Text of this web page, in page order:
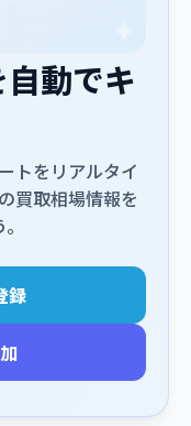
動でキ
トをリアルタイ
買取相場情報を
録